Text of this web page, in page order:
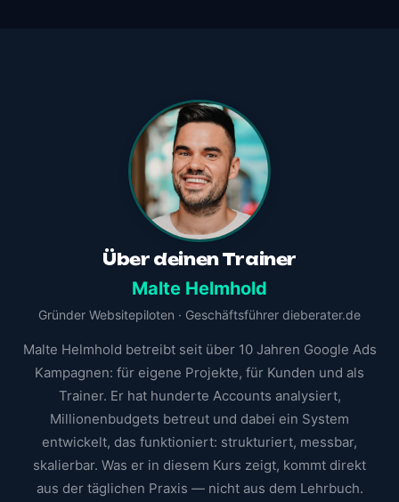
Über deinen Trainer
Malte Helmhold
Gründer Websitepiloten · Geschäftsführer dieberater.de
Malte Helmhold betreibt seit über 10 Jahren Google Ads
Kampagnen: für eigene Projekte, für Kunden und als
Trainer. Er hat hunderte Accounts analysiert,
Millionenbudgets betreut und dabei ein System
entwickelt, das funktioniert: strukturiert, messbar,
skalierbar. Was er in diesem Kurs zeigt, kommt direkt
aus der täglichen Praxis — nicht aus dem Lehrbuch.